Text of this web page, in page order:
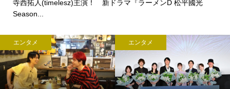
寺西拓人(timelesz)主演！ 新ドラマ『ラーメンD 松平國光
Season...
エンタメ エンタメ